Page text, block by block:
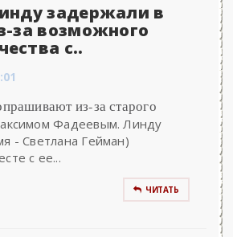
задержали в
за возможного
с..
из-за старого
Фадеевым. Линду
- Светлана Гейман)
с ее...
ЧИТАТЬ